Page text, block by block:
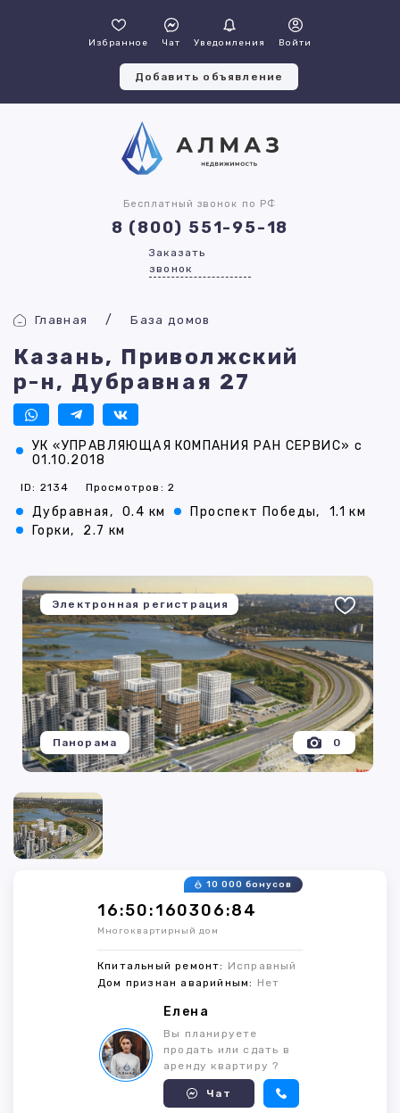
Избранное Чат Уведомления Войти
Добавить объявление
Бесплатный звонок по РФ
8 (800) 551-95-18
Заказать
звонок
Главная База домов
Казань, Приволжский
р-н, Дубравная 27
УК «УПРАВЛЯЮЩАЯ КОМПАНИЯ РАН СЕРВИС» с
01.10.2018
ID: 2134 Просмотров: 2
Дубравная, 0.4 км Проспект Победы,
1.1 км
Горки,
2.7 км
Электронная регистрация
0
Панорама
16:50:160306:84
10 000 бонусов
Многоквартирный дом
Кпитальный ремонт: Исправный
Дом признан аварийным: Нет
Елена
Вы планируете
продать или сдать в
аренду квартиру ?
Чат